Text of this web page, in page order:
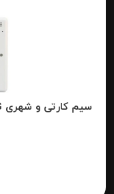
سیم کارتی و شهری Silex s8SG